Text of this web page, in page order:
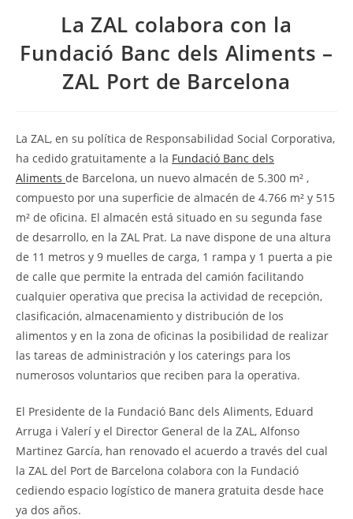
La ZAL colabora con la
Fundació Banc dels Aliments –
ZAL Port de Barcelona
La ZAL, en su política de Responsabilidad Social Corporativa,
ha cedido gratuitamente a la Fundació Banc dels
Aliments de Barcelona, un nuevo almacén de 5.300 m² ,
compuesto por una superficie de almacén de 4.766 m² y 515
m² de oficina. El almacén está situado en su segunda fase
de desarrollo, en la ZAL Prat. La nave dispone de una altura
de 11 metros y 9 muelles de carga, 1 rampa y 1 puerta a pie
de calle que permite la entrada del camión facilitando
cualquier operativa que precisa la actividad de recepción,
clasificación, almacenamiento y distribución de los
alimentos y en la zona de oficinas la posibilidad de realizar
las tareas de administración y los caterings para los
numerosos voluntarios que reciben para la operativa.
El Presidente de la Fundació Banc dels Aliments, Eduard
Arruga i Valerí y el Director General de la ZAL, Alfonso
Martinez García, han renovado el acuerdo a través del cual
la ZAL del Port de Barcelona colabora con la Fundació
cediendo espacio logístico de manera gratuita desde hace
ya dos años.